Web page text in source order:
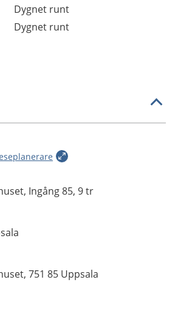
Dygnet runt
Dygnet runt
Ingång 85, 9 tr
751 85 Uppsala